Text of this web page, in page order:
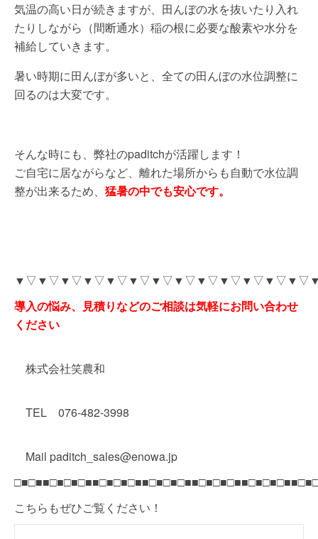
気温の高い日が続きますが、田んぼの水を抜いたり入れ
たりしながら（間断通水）稲の根に必要な酸素や水分を
補給していきます。
暑い時期に田んぼが多いと、全ての田んぼの水位調整に
回るのは大変です。
そんな時にも、弊社のpaditchが活躍します！
ご自宅に居ながらなど、離れた場所からも自動で水位調
整が出来るため、 猛暑の中でも安心です。
導入の悩み、見積りなどのご相談は気軽にお問い合わせ
ください
株式会社笑農和
TEL 076-482-3998
Mail paditch_sales@enowa.jp
こちらもぜひご覧ください！